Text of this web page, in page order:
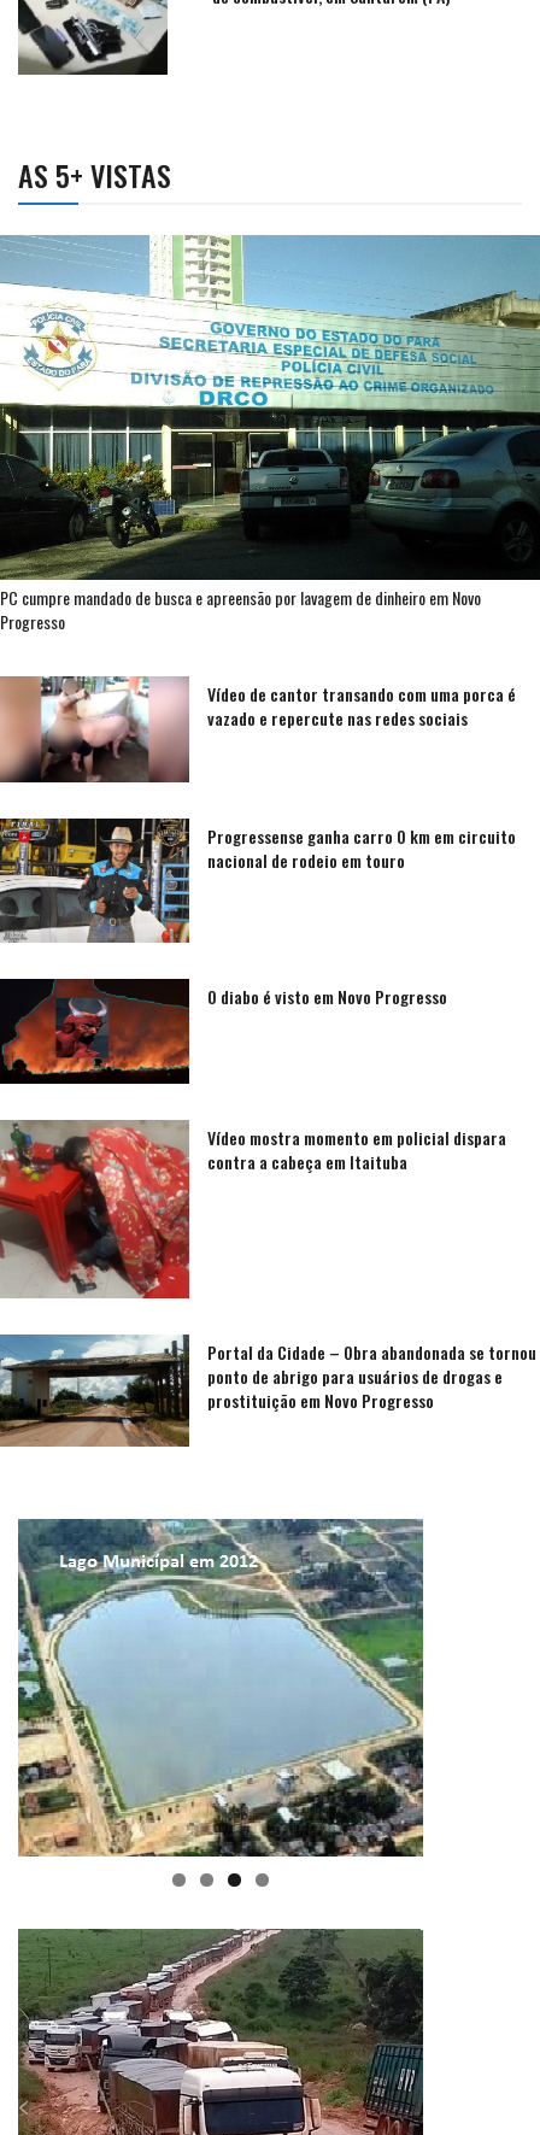
AS 5+ VISTAS
PC cumpre mandado de busca e apreensão por lavagem de dinheiro em Novo
Progresso
Vídeo de cantor transando com uma porca é
vazado e repercute nas redes sociais
Progressense ganha carro 0 km em circuito
nacional de rodeio em touro
O diabo é visto em Novo Progresso
Vídeo mostra momento em policial dispara
contra a cabeça em Itaituba
Portal da Cidade – Obra abandonada se tornou
ponto de abrigo para usuários de drogas e
prostituição em Novo Progresso